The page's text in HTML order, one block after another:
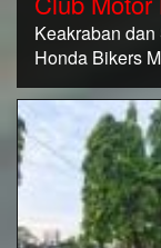
Keakraban
Honda Bikers